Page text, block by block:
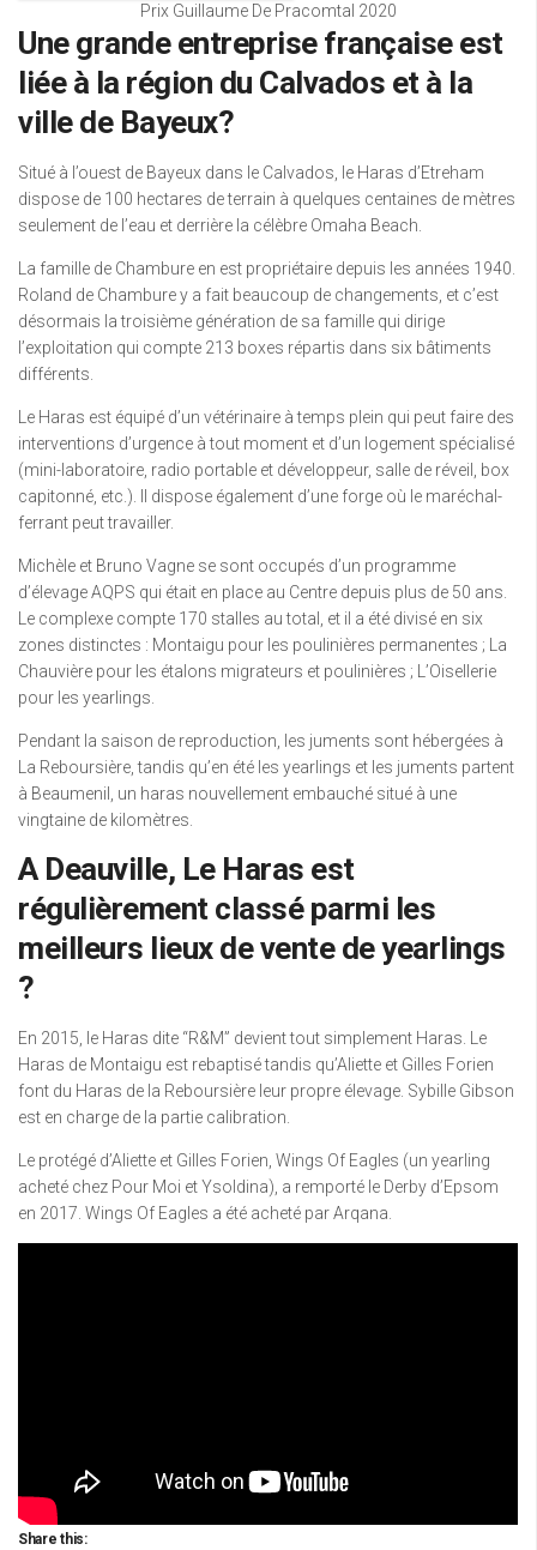
Prix Guillaume De Pracomtal 2020
Une grande entreprise française est
liée à la région du Calvados et à la
ville de Bayeux?
Situé à l’ouest de Bayeux dans le Calvados, le Haras d’Etreham
dispose de 100 hectares de terrain à quelques centaines de mètres
seulement de l’eau et derrière la célèbre Omaha Beach.
La famille de Chambure en est propriétaire depuis les années 1940.
Roland de Chambure y a fait beaucoup de changements, et c’est
désormais la troisième génération de sa famille qui dirige
l’exploitation qui compte 213 boxes répartis dans six bâtiments
différents.
Le Haras est équipé d’un vétérinaire à temps plein qui peut faire des
interventions d’urgence à tout moment et d’un logement spécialisé
(mini-laboratoire, radio portable et développeur, salle de réveil, box
capitonné, etc.). Il dispose également d’une forge où le maréchal-
ferrant peut travailler.
Michèle et Bruno Vagne se sont occupés d’un programme
d’élevage AQPS qui était en place au Centre depuis plus de 50 ans.
Le complexe compte 170 stalles au total, et il a été divisé en six
zones distinctes : Montaigu pour les poulinières permanentes ; La
Chauvière pour les étalons migrateurs et poulinières ; L’Oisellerie
pour les yearlings.
Pendant la saison de reproduction, les juments sont hébergées à
La Reboursière, tandis qu’en été les yearlings et les juments partent
à Beaumenil, un haras nouvellement embauché situé à une
vingtaine de kilomètres.
A Deauville, Le Haras est
régulièrement classé parmi les
meilleurs lieux de vente de yearlings
?
En 2015, le Haras dite “R&M” devient tout simplement Haras. Le
Haras de Montaigu est rebaptisé tandis qu’Aliette et Gilles Forien
font du Haras de la Reboursière leur propre élevage. Sybille Gibson
est en charge de la partie calibration.
Le protégé d’Aliette et Gilles Forien, Wings Of Eagles (un yearling
acheté chez Pour Moi et Ysoldina), a remporté le Derby d’Epsom
en 2017. Wings Of Eagles a été acheté par Arqana.
Share this: